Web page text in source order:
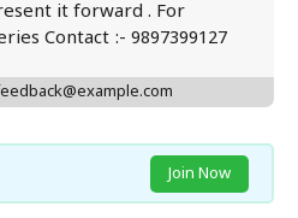
it forward . For
Contact :- 9897399127
Join Now